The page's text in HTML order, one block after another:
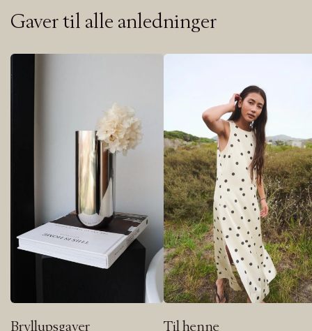
Gaver til alle anledninger
Bryllupsgaver Til henne